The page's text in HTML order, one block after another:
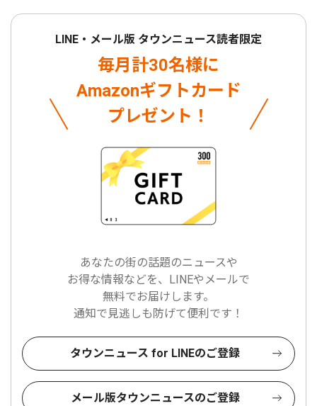
LINE・メール版 タウンニュース読者限定
毎月計30名様に
Amazonギフトカード
プレゼント！
あなたの街の話題のニュースや
お得な情報などを、LINEやメールで
無料でお届けします。
通知で見逃しも防げて便利です！
タウンニュース for LINEのご登録
メール版タウンニュースのご登録